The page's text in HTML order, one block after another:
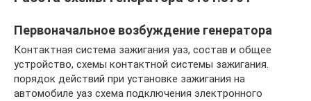
Первоначальное возбуждение генератора
Контактная система зажигания уаз, состав и общее
устройство, схемы контактной системы зажигания.
порядок действий при установке зажигания на
автомобиле уаз схема подключения электронного